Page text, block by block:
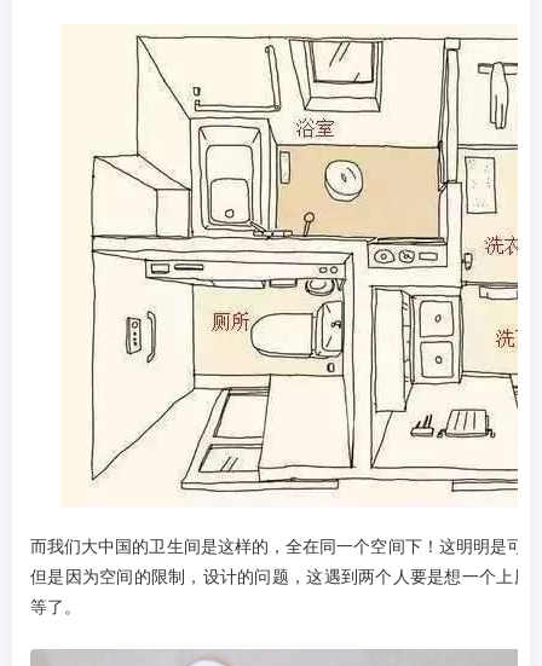
而我们大中国的卫生间是这样的，全在同一个空间下！这明明是可
但是因为空间的限制，设计的问题，这遇到两个人要是想一个上厕
等了。